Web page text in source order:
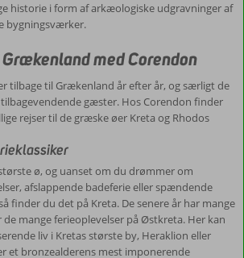
historie i form af arkæologiske udgravninger af
bygningsværker.
med Corendon
tilbage til Grækenland år efter år, og særligt de
gæster. Hos Corendon finder
rejser til de græske øer Kreta og Rhodos
ø, og uanset om du drømmer om
afslappende badeferie eller spændende
finder du det på Kreta. De senere år har mange
mange ferieoplevelser på Østkreta. Her kan
liv i Kretas største by, Heraklion eller
et bronzealderens mest imponerende